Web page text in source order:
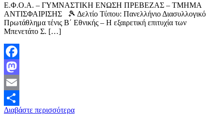
Ε.Φ.Ο.Α. – ΓΥΜΝΑΣΤΙΚΗ ΕΝΩΣΗ ΠΡΕΒΕΖΑΣ – ΤΜΗΜΑ
ΑΝΤΙΣΦΑΙΡΙΣΗΣ 🎾 Δελτίο Τύπου: Πανελλήνιο Διασυλλογικό
Πρωτάθλημα τένις Β΄ Εθνικής – Η εξαιρετική επιτυχία των
Μπενετάτο Σ. […]
Facebook
Mastodon
Email
Μοιραστείτε
Διαβάστε περισσότερα